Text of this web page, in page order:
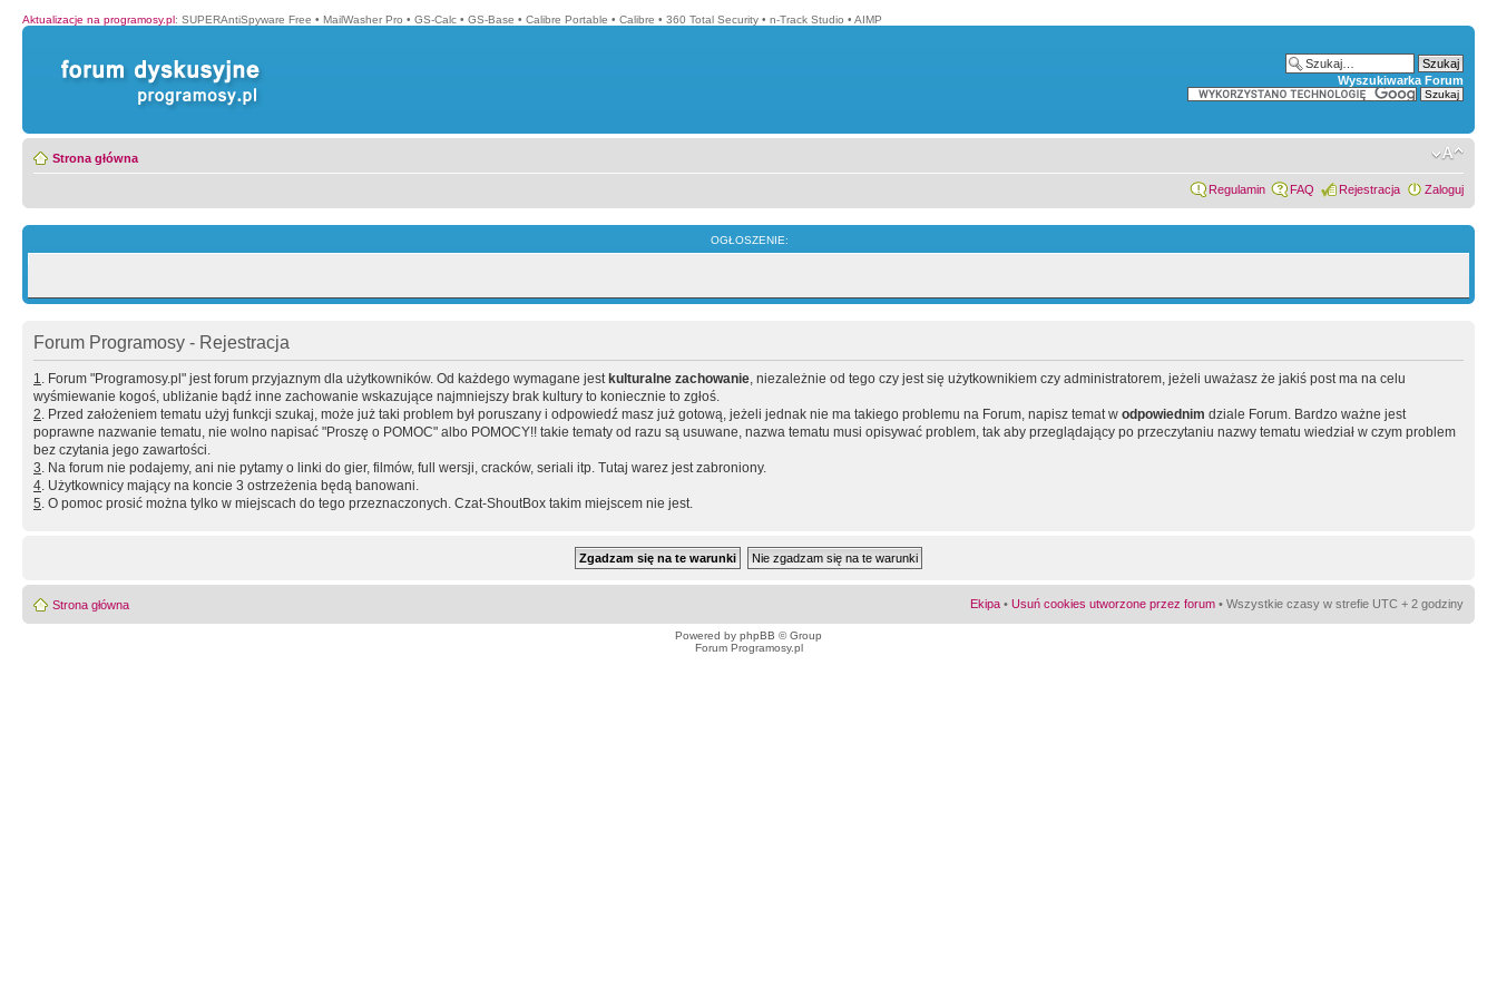
Aktualizacje na programosy.pl: SUPERAntiSpyware Free • MailWasher Pro • GS-Calc • GS-Base • Calibre Portable • Calibre • 360 Total Security • n-Track Studio • AIMP
Wyszukiwarka Forum
Strona główna
Regulamin FAQ Rejestracja Zaloguj
OGŁOSZENIE:
Forum Programosy - Rejestracja
1. Forum "Programosy.pl" jest forum przyjaznym dla użytkowników. Od każdego wymagane jest kulturalne zachowanie, niezależnie od tego czy jest się użytkownikiem czy administratorem, jeżeli uważasz że jakiś post ma na celu
wyśmiewanie kogoś, ubliżanie bądź inne zachowanie wskazujące najmniejszy brak kultury to koniecznie to zgłoś.
2. Przed założeniem tematu użyj funkcji szukaj, może już taki problem był poruszany i odpowiedź masz już gotową, jeżeli jednak nie ma takiego problemu na Forum, napisz temat w odpowiednim dziale Forum. Bardzo ważne jest
poprawne nazwanie tematu, nie wolno napisać "Proszę o POMOC" albo POMOCY!! takie tematy od razu są usuwane, nazwa tematu musi opisywać problem, tak aby przeglądający po przeczytaniu nazwy tematu wiedział w czym problem
bez czytania jego zawartości.
3. Na forum nie podajemy, ani nie pytamy o linki do gier, filmów, full wersji, cracków, seriali itp. Tutaj warez jest zabroniony.
4. Użytkownicy mający na koncie 3 ostrzeżenia będą banowani.
5. O pomoc prosić można tylko w miejscach do tego przeznaczonych. Czat-ShoutBox takim miejscem nie jest.
Strona główna Ekipa • Usuń cookies utworzone przez forum • Wszystkie czasy w strefie UTC + 2 godziny
Powered by phpBB © Group
Forum Programosy.pl